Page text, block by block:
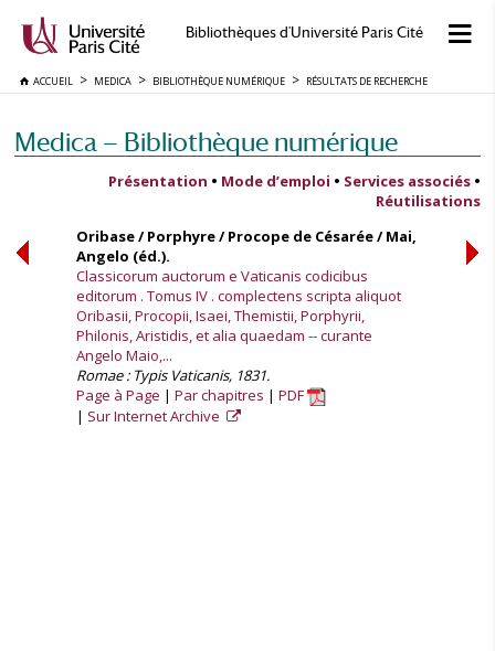
Bibliothèques d'Université Paris Cité
ACCUEIL MEDICA BIBLIOTHÈQUE NUMÉRIQUE RÉSULTATS DE RECHERCHE
Medica — Bibliothèque numérique
Présentation • Mode d’emploi • Services associés •
Réutilisations
Oribase / Porphyre / Procope de Césarée / Mai,
Angelo (éd.).
Classicorum auctorum e Vaticanis codicibus
editorum . Tomus IV . complectens scripta aliquot
Oribasii, Procopii, Isaei, Themistii, Porphyrii,
Philonis, Aristidis, et alia quaedam -- curante
Angelo Maio,...
Romae : Typis Vaticanis, 1831.
Page à Page
Par chapitres
PDF
Sur Internet Archive